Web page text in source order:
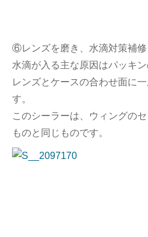
⑥レンズを磨き、水滴対策補修
水滴が入る主な原因はパッキ
レンズとケースの合わせ面に
す。
このシーラーは、ウィングの
ものと同じものです。